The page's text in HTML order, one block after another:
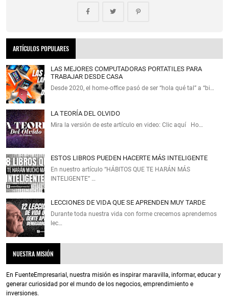
ARTÍCULOS POPULARES
LAS MEJORES COMPUTADORAS PORTATILES PARA
TRABAJAR DESDE CASA
Desde 2020, el home‑office pasó de ser “hola qué tal” a “bi…
LA TEORÍA DEL OLVIDO
Mira la versión de este artículo en video: Clic aquí Ho…
ESTOS LIBROS PUEDEN HACERTE MÁS INTELIGENTE
En nuestro artículo “HÁBITOS QUE TE HARÁN MÁS
INTELIGENTE” …
LECCIONES DE VIDA QUE SE APRENDEN MUY TARDE
Durante toda nuestra vida con forme crecemos aprendemos
lec…
NUESTRA MISIÓN
En FuenteEmpresarial, nuestra misión es inspirar maravilla, informar, educar y
generar curiosidad por el mundo de los negocios, emprendimiento e
inversiones.